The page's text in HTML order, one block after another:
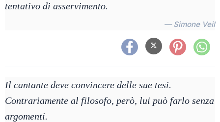
tentativo di asservimento.
— Simone Veil
Il cantante deve convincere delle sue tesi.
Contrariamente al filosofo, però, lui può farlo senza
argomenti.